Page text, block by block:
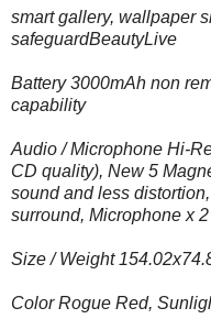
smart gallery, wallpaper
safeguardBeautyLive
Battery 3000mAh non
capability
Audio / Microphone Hi-
CD quality), New 5
sound and less
surround, Microphone x
Size / Weight
Color Rogue Red,